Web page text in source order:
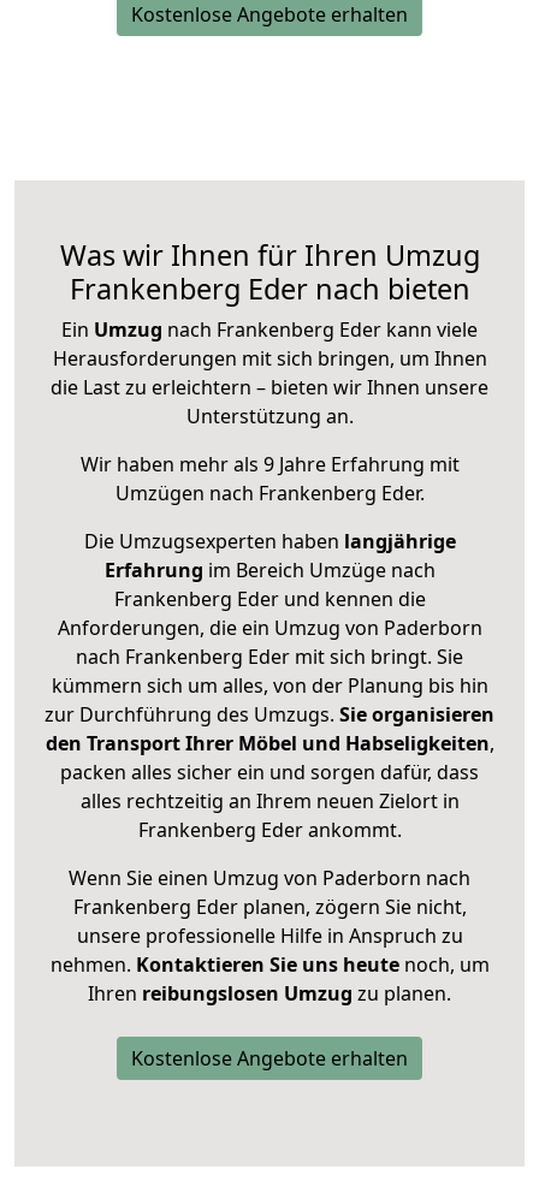
Kostenlose Angebote erhalten
Was wir Ihnen für Ihren Umzug
Frankenberg Eder nach bieten
Ein Umzug nach Frankenberg Eder kann viele
Herausforderungen mit sich bringen, um Ihnen
die Last zu erleichtern – bieten wir Ihnen unsere
Unterstützung an.
Wir haben mehr als 9 Jahre Erfahrung mit
Umzügen nach Frankenberg Eder.
Die Umzugsexperten haben langjährige
Erfahrung im Bereich Umzüge nach
Frankenberg Eder und kennen die
Anforderungen, die ein Umzug von Paderborn
nach Frankenberg Eder mit sich bringt. Sie
kümmern sich um alles, von der Planung bis hin
zur Durchführung des Umzugs. Sie organisieren
den Transport Ihrer Möbel und Habseligkeiten,
packen alles sicher ein und sorgen dafür, dass
alles rechtzeitig an Ihrem neuen Zielort in
Frankenberg Eder ankommt.
Wenn Sie einen Umzug von Paderborn nach
Frankenberg Eder planen, zögern Sie nicht,
unsere professionelle Hilfe in Anspruch zu
nehmen. Kontaktieren Sie uns heutenoch, um
Ihren reibungslosen Umzug zu planen.
Kostenlose Angebote erhalten